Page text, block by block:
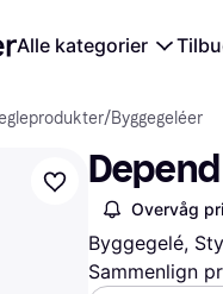
Alle kategorier
/Byggegeléer
Overvåg
Byggegelé,
Sammenlign